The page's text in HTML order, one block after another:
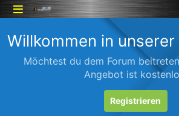
Willkommen in
Möchtest du dem Forum
Angebot ist
Registrieren